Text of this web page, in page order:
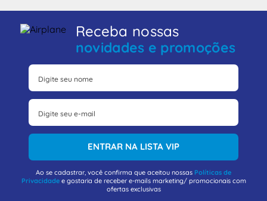
Receba nossas
novidades e promoções
ENTRAR NA LISTA VIP
Ao se cadastrar, você confirma que aceitou nossas Políticas de
Privacidadee gostaria de receber e-mails marketing/ promocionais com
ofertas exclusivas